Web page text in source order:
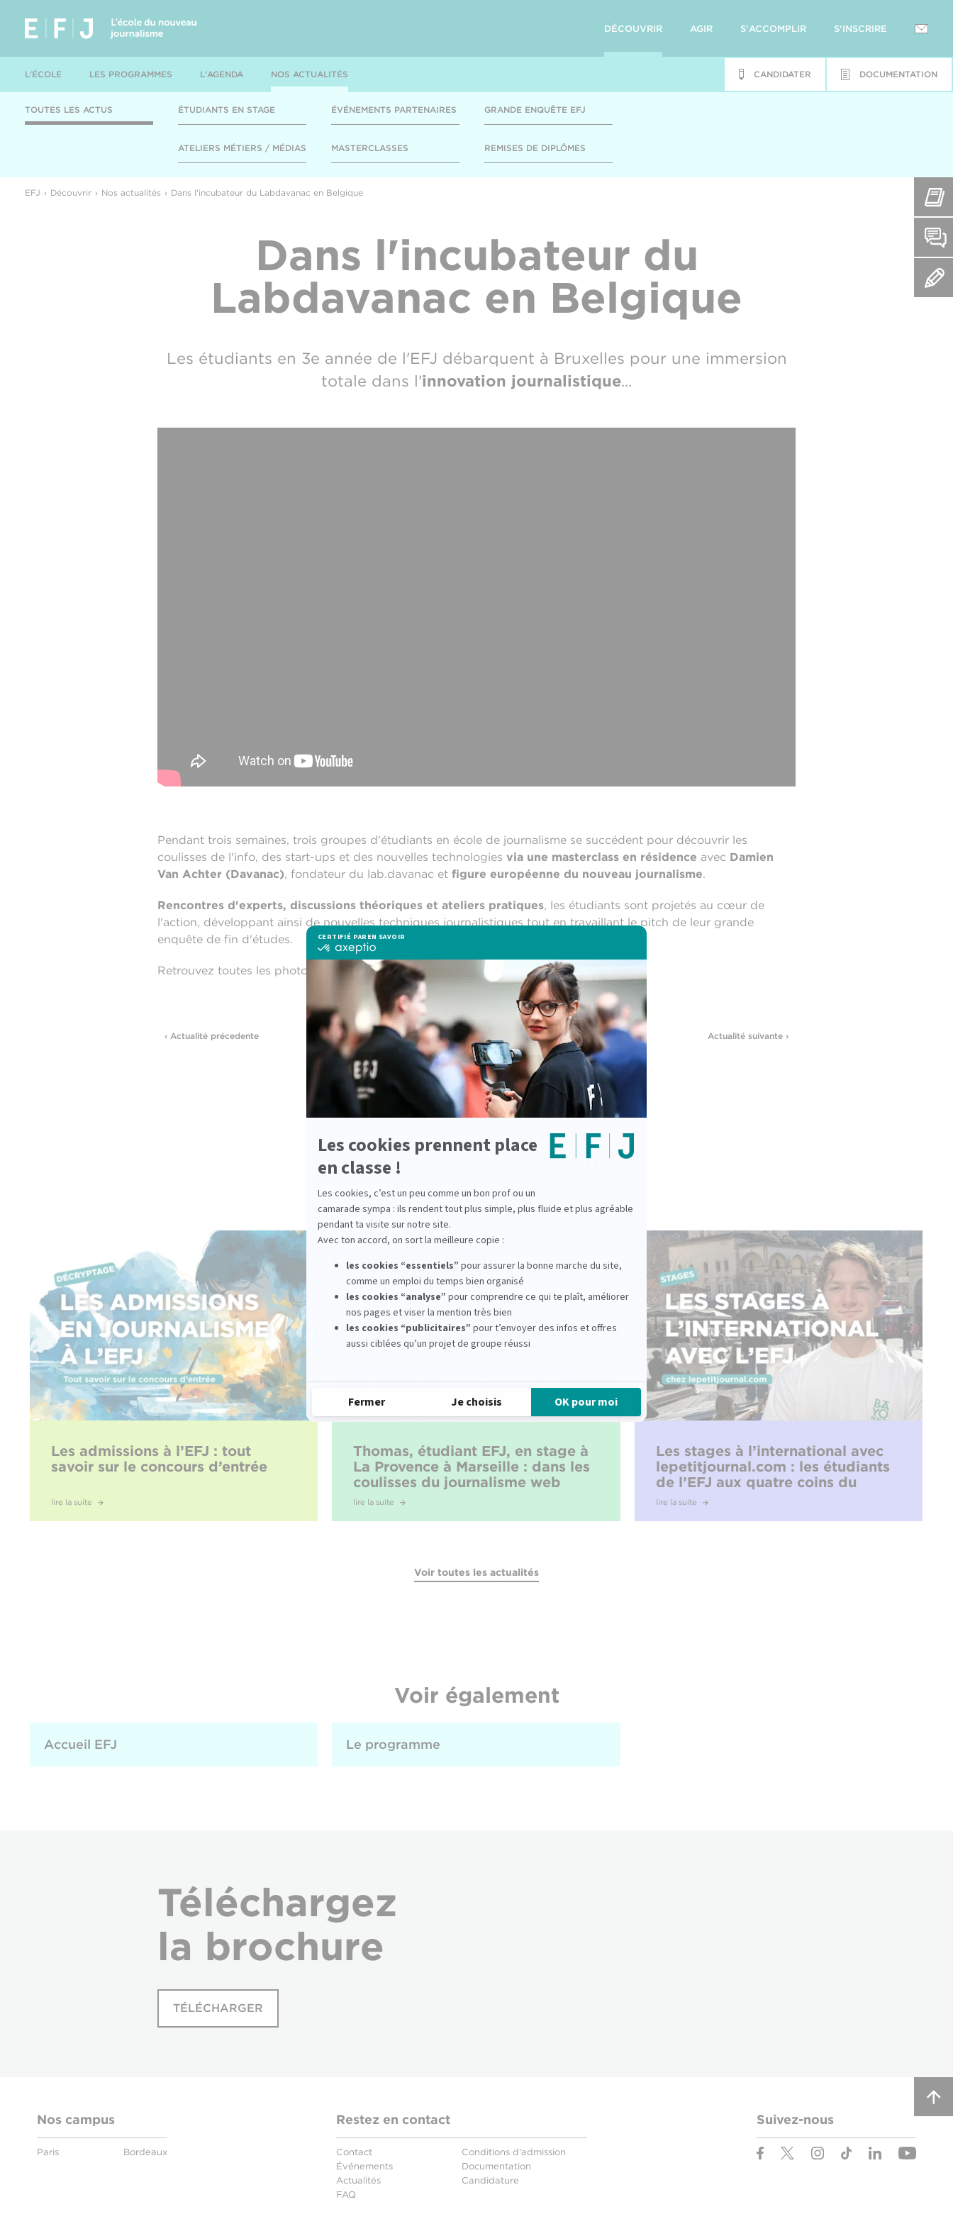
DÉCOUVRIR AGIR S'ACCOMPLIR S'INSCRIRE
L'ÉCOLE LES PROGRAMMES L'AGENDA NOS ACTUALITÉS DOCUMENTATION
CANDIDATER
TOUTES LES ACTUS ÉTUDIANTS EN STAGE
ATELIERS MÉTIERS / MÉDIAS
ÉVÉNEMENTS PARTENAIRES
MASTERCLASSES
GRANDE ENQUÊTE EFJ
REMISES DE DIPLÔMES
EFJ Découvrir Nos actualités Dans l'incubateur du Labdavanac en Belgique
Dans l'incubateur du
Labdavanac en Belgique
Les étudiants en 3e année de l'EFJ débarquent à Bruxelles pour une immersion
totale dans l'innovation journalistique...
Pendant trois semaines, trois groupes d'étudiants en école de journalisme se succédent pour découvrir les
coulisses de l'info, des start-ups et des nouvelles technologies via une masterclass en résidence avec Damien
Van Achter (Davanac), fondateur du lab.davanac et figure européenne du nouveau journalisme.
Rencontres d'experts, discussions théoriques et ateliers pratiques, les étudiants sont projetés au cœur de
l'action, développant ainsi de nouvelles techniques journalistiques tout en travaillant le pitch de leur grande
enquête de fin d'études.
Retrouvez toutes les photos en cliquant ici .
‹ Actualité précedente Actualité suivante ›
Voir d'autres actualités
Les admissions à l’EFJ : tout
savoir sur le concours d’entrée
lire la suite
Thomas, étudiant EFJ, en stage à
La Provence à Marseille : dans les
coulisses du journalisme web
lire la suite
Les stages à l’international avec
lepetitjournal.com : les étudiants
de l’EFJ aux quatre coins du
monde
lire la suite
Voir toutes les actualités
Voir également
Accueil EFJ Le programme
Téléchargez
la brochure
TÉLÉCHARGER
Nos campus
Paris Bordeaux
Restez en contact
Contact
Événements
Actualités
FAQ
Conditions d'admission
Documentation
Candidature
Suivez-nous